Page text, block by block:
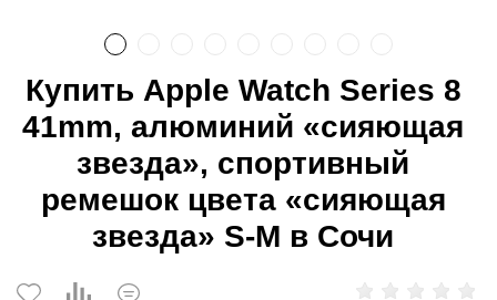
Купить Apple Watch Series 8
41mm, алюминий «сияющая
звезда», спортивный
ремешок цвета «сияющая
звезда» S-M в Сочи